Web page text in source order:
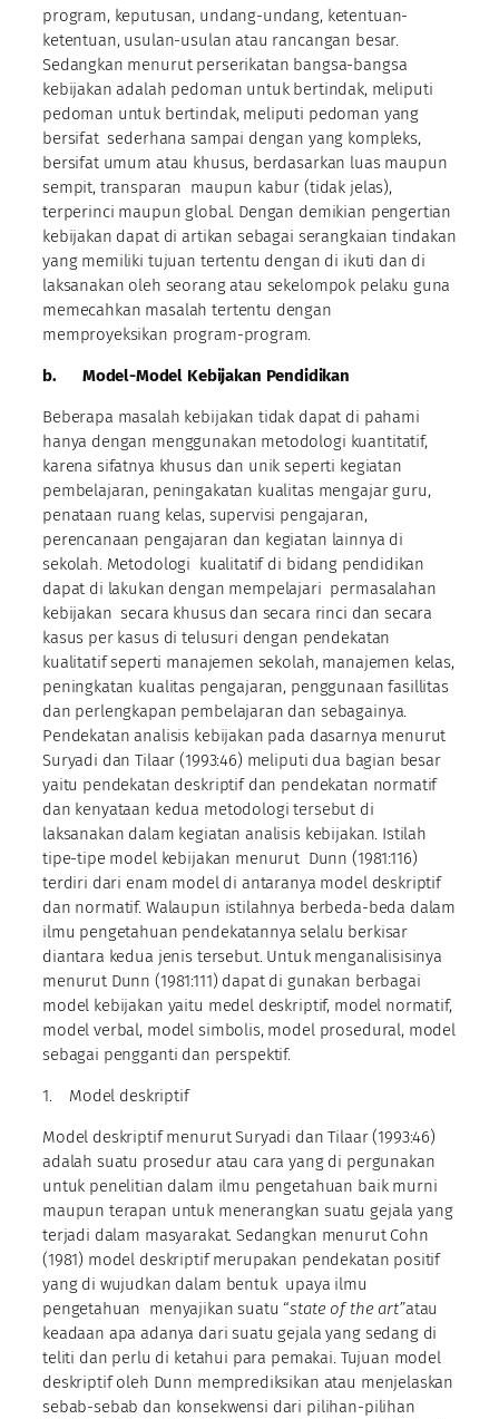
program, keputusan, undang-undang, ketentuan-
ketentuan, usulan-usulan atau rancangan besar.
Sedangkan menurut perserikatan bangsa-bangsa
kebijakan adalah pedoman untuk bertindak, meliputi
pedoman untuk bertindak, meliputi pedoman yang
bersifat sederhana sampai dengan yang kompleks,
bersifat umum atau khusus, berdasarkan luas maupun
sempit, transparan maupun kabur (tidak jelas),
terperinci maupun global. Dengan demikian pengertian
kebijakan dapat di artikan sebagai serangkaian tindakan
yang memiliki tujuan tertentu dengan di ikuti dan di
laksanakan oleh seorang atau sekelompok pelaku guna
memecahkan masalah tertentu dengan
memproyeksikan program-program.
b. Model-Model Kebijakan Pendidikan
Beberapa masalah kebijakan tidak dapat di pahami
hanya dengan menggunakan metodologi kuantitatif,
karena sifatnya khusus dan unik seperti kegiatan
pembelajaran, peningakatan kualitas mengajar guru,
penataan ruang kelas, supervisi pengajaran,
perencanaan pengajaran dan kegiatan lainnya di
sekolah. Metodologi kualitatif di bidang pendidikan
dapat di lakukan dengan mempelajari permasalahan
kebijakan secara khusus dan secara rinci dan secara
kasus per kasus di telusuri dengan pendekatan
kualitatif seperti manajemen sekolah, manajemen kelas,
peningkatan kualitas pengajaran, penggunaan fasillitas
dan perlengkapan pembelajaran dan sebagainya.
Pendekatan analisis kebijakan pada dasarnya menurut
Suryadi dan Tilaar (1993:46) meliputi dua bagian besar
yaitu pendekatan deskriptif dan pendekatan normatif
dan kenyataan kedua metodologi tersebut di
laksanakan dalam kegiatan analisis kebijakan. Istilah
tipe-tipe model kebijakan menurut Dunn (1981:116)
terdiri dari enam model di antaranya model deskriptif
dan normatif. Walaupun istilahnya berbeda-beda dalam
ilmu pengetahuan pendekatannya selalu berkisar
diantara kedua jenis tersebut. Untuk menganalisisinya
menurut Dunn (1981:111) dapat di gunakan berbagai
model kebijakan yaitu medel deskriptif, model normatif,
model verbal, model simbolis, model prosedural, model
sebagai pengganti dan perspektif.
1. Model deskriptif
Model deskriptif menurut Suryadi dan Tilaar (1993:46)
adalah suatu prosedur atau cara yang di pergunakan
untuk penelitian dalam ilmu pengetahuan baik murni
maupun terapan untuk menerangkan suatu gejala yang
terjadi dalam masyarakat. Sedangkan menurut Cohn
(1981) model deskriptif merupakan pendekatan positif
yang di wujudkan dalam bentuk upaya ilmu
pengetahuan menyajikan suatu “state of the art”atau
keadaan apa adanya dari suatu gejala yang sedang di
teliti dan perlu di ketahui para pemakai. Tujuan model
deskriptif oleh Dunn memprediksikan atau menjelaskan
sebab-sebab dan konsekwensi dari pilihan-pilihan